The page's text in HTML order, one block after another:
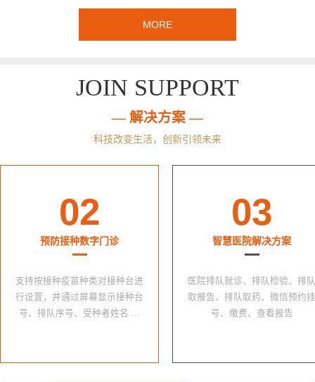
MORE
JOIN SUPPORT
— 解决方案 —
科技改变生活，创新引领未来
02
预防接种数字门诊
支持按接种疫苗种类对接种台进
行设置，并通过屏幕显示接种台
号、排队序号、受种者姓名 …
03
智慧医院解决方案
医院排队就诊、排队检验、排队
取报告、排队取药、微信预约挂
号、缴费、查看报告